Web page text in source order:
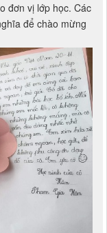
đơn vị lớp học. Các
để chào mừng